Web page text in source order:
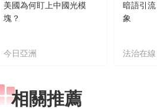
美國為何盯上中國光模
塊？
今日亞洲
暗語引
象
法治在線
相關推薦